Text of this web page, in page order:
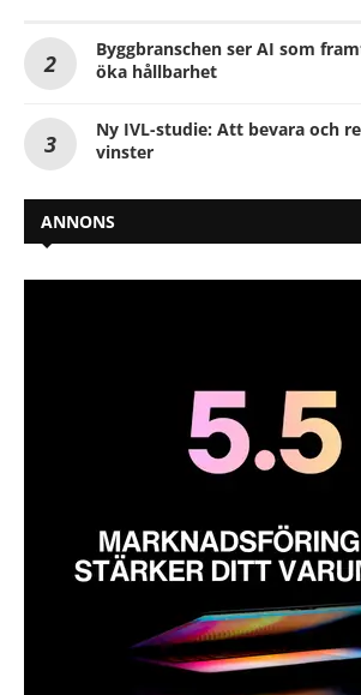
Byggbranschen ser AI som
öka hållbarhet
Ny IVL-studie: Att bevara och
vinster
ANNONS